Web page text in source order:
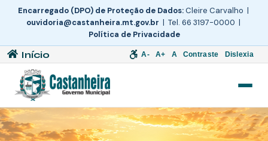
Encarregado (DPO) de Proteção de Dados:Cleire Carvalho |
ouvidoria@castanheira.mt.gov.br | Tel. 66 3197-0000 |
Política de Privacidade
Início A- A+ A Contraste Dislexia